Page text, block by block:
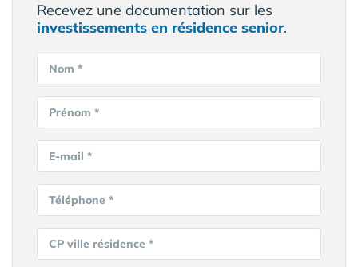
Recevez une documentation sur les
investissements en résidence senior.
Nom *
Prénom *
E-mail *
Téléphone *
CP ville résidence *